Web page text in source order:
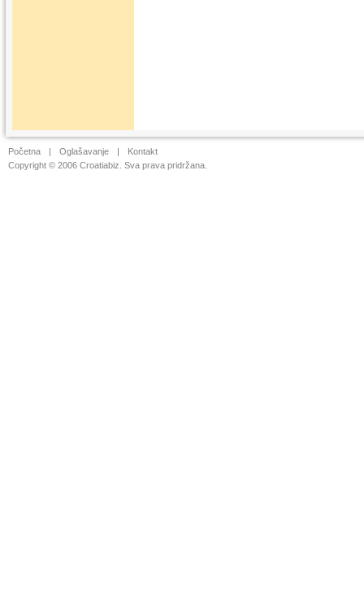
Početna | Oglašavanje |
Kontakt
Copyright © 2006 Croatiabiz. Sva prava pridržana.